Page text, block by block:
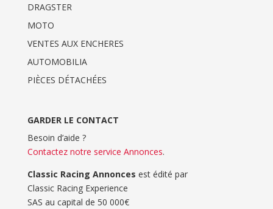
DRAGSTER
MOTO
VENTES AUX ENCHERES
AUTOMOBILIA
PIÈCES DÉTACHÉES
GARDER LE CONTACT
Besoin d’aide ?
Contactez notre service Annonces.
Classic Racing Annonces est édité par
Classic Racing Experience
SAS au capital de 50 000€